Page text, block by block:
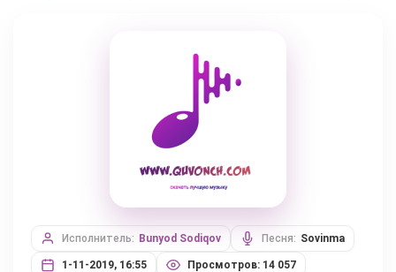
Исполнитель: Bunyod Sodiqov Песня: Sovinma
1-11-2019, 16:55 Просмотров: 14 057